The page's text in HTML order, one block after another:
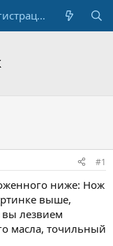
Регистрация
#1
ниже: Нож
выше,
вы лезвием
масла, точильный